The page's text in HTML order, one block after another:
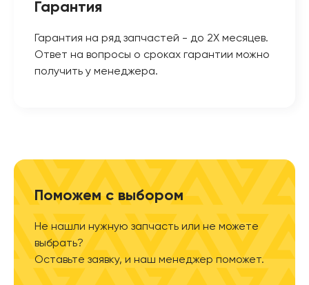
Гарантия
Гарантия на ряд запчастей - до 2Х месяцев.
Ответ на вопросы о сроках гарантии можно
получить у менеджера.
Поможем с выбором
Не нашли нужную запчасть или не можете
выбрать?
Оставьте заявку, и наш менеджер поможет.